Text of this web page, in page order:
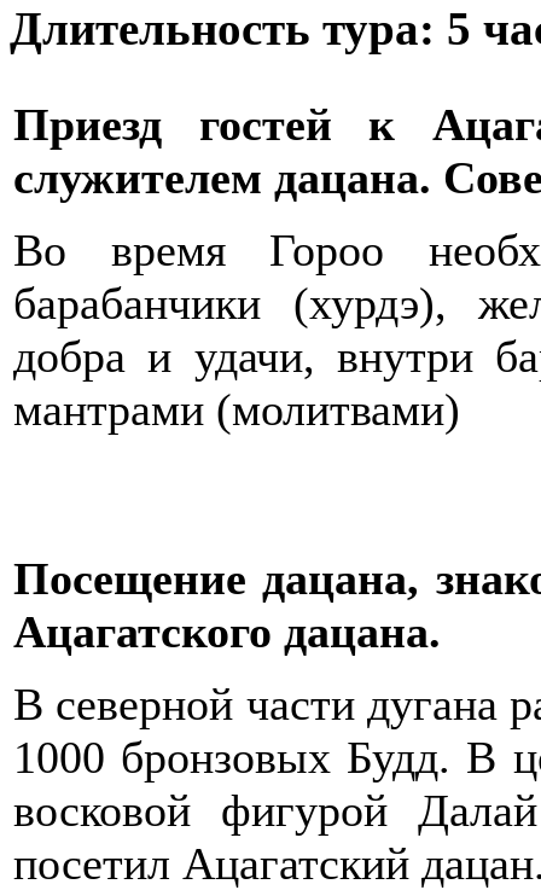
Длительность тура: 5
Приезд гостей к
служителем дацана.
Во время Гороо
барабанчики (хурдэ),
добра и удачи, внутри
мантрами (молитвами)
Посещение дацана,
Ацагатского дацана.
В северной части дугана
1000 бронзовых Будд. В
восковой фигурой
посетил Ацагатский